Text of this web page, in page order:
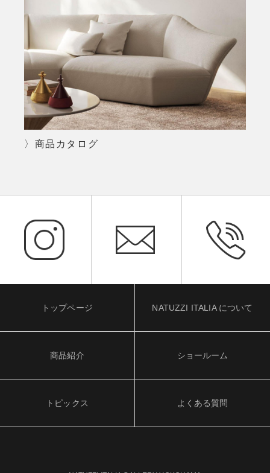
〉商品カタログ
トップページ NATUZZI ITALIA について
商品紹介 ショールーム
トピックス よくある質問